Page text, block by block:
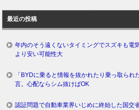
ロ
グ
最近の投稿
年内のそう遠くないタイミングでスズキも電
より安い可能性大
「BYDに乗ると情報を抜かれたり乗っ取ら
言。心配ならシム抜けばOK
認証問題で自動車業界いじめに終始した国交